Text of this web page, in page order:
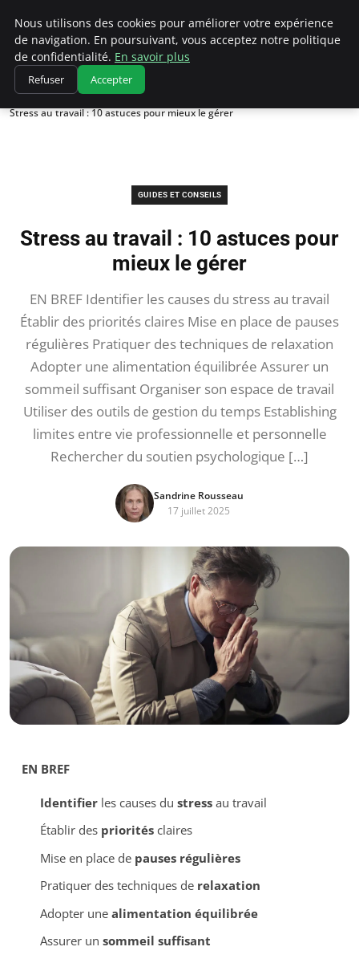
Chasseur De Tête
Accueil
Guides et Conseils
Stress au travail : 10 astuces pour mieux le gérer
GUIDES ET CONSEILS
Stress au travail : 10 astuces pour
mieux le gérer
EN BREF Identifier les causes du stress au travail
Établir des priorités claires Mise en place de pauses
régulières Pratiquer des techniques de relaxation
Adopter une alimentation équilibrée Assurer un
sommeil suffisant Organiser son espace de travail
Utiliser des outils de gestion du temps Establishing
limites entre vie professionnelle et personnelle
Rechercher du soutien psychologique […]
Sandrine Rousseau
17 juillet 2025
EN BREF
Identifierles causes du stressau travail
Établir des prioritésclaires
Mise en place de pauses régulières
Pratiquer des techniques de relaxation
Adopter une alimentation équilibrée
Assurer un sommeil suffisant
Nous utilisons des cookies pour améliorer votre expérience
de navigation. En poursuivant, vous acceptez notre politique
de confidentialité. En savoir plus
Refuser Accepter